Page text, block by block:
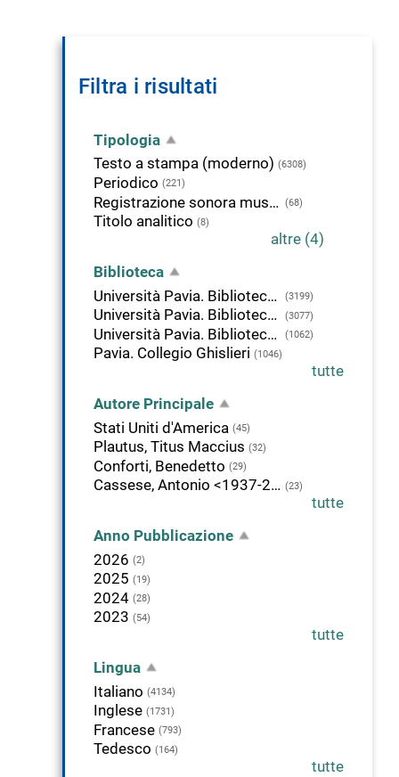
Filtra i risultati
Tipologia
Testo a stampa (moderno) (6308)
Periodico (221)
Registrazione sonora musicale (68)
Titolo analitico (8)
altre (4)
Biblioteca
Università Pavia. Biblioteca di Scienze Politiche
(3199)
Università Pavia. Biblioteca di Giurisprudenza (3077)
Università Pavia. Biblioteca di Studi Umanistici (1062)
Pavia. Collegio Ghislieri (1046)
tutte
Autore Principale
Stati Uniti d'America (45)
Plautus, Titus Maccius (32)
Conforti, Benedetto (29)
Cassese, Antonio <1937-2011> (23)
tutte
Anno Pubblicazione
2026 (2)
2025 (19)
2024 (28)
2023 (54)
tutte
Lingua
Italiano (4134)
Inglese (1731)
Francese (793)
Tedesco (164)
tutte